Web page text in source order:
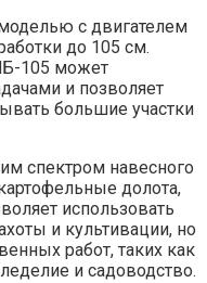
с двигателем
до 105 см.
105 может
и позволяет
большие участки
спектром навесного
долота,
использовать
и культивации, но
работ, таких как
и садоводство.